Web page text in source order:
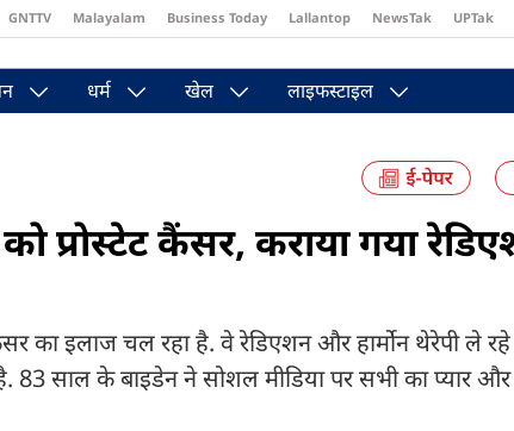
GNTTV Malayalam Business Today Lallantop NewsTak UPTak
धर्म खेल लाइफस्टाइल
प्रोस्टेट कैंसर, कराया गया
का इलाज चल रहा है. वे रेडिएशन और हार्मोन थेरेपी ले रहे
83 साल के बाइडेन ने सोशल मीडिया पर सभी का प्यार